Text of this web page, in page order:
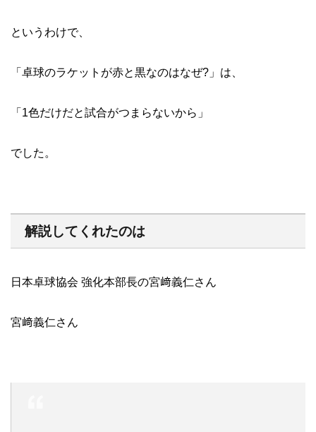
というわけで、
「卓球のラケットが赤と黒なのはなぜ?」は、
「1色だけだと試合がつまらないから」
でした。
解説してくれたのは
日本卓球協会 強化本部長の宮﨑義仁さん
宮﨑義仁さん